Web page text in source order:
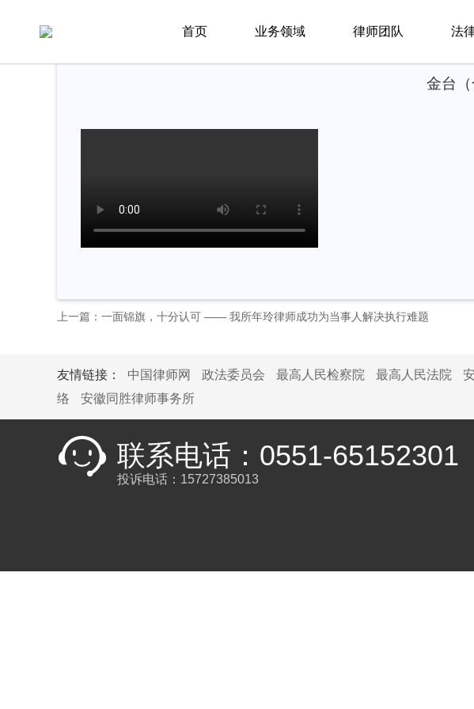
首页 业务领域 律师团队 法
金台
上一篇：一面锦旗，十分认可 —— 我所年玲律师成功为当事人解决执行难题
友情链接： 中国律师网 政法委员会 最高人民检察院 最高人民法院
络
安徽同胜律师事务所
联系电话：0551-65152301
投诉电话：15727385013